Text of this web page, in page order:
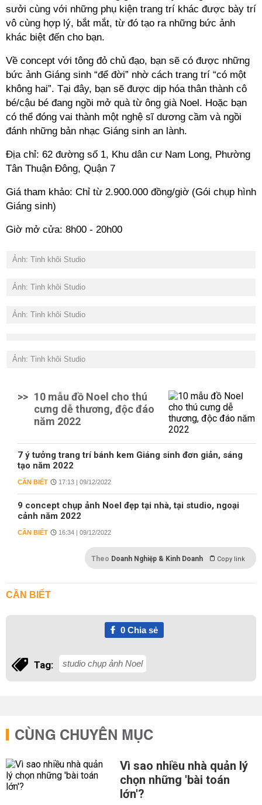
sưởi cùng với những phụ kiện trang trí khác được bày trí
vô cùng hợp lý, bắt mắt, từ đó tạo ra những bức ảnh
khác biệt đến cho bạn.
Về concept với tông đỏ chủ đạo, bạn sẽ có được những
bức ảnh Giáng sinh “để đời” nhờ cách trang trí “có một
không hai”. Tại đây, bạn sẽ được dịp hóa thân thành cô
bé/cậu bé đang ngồi mở quà từ ông già Noel. Hoặc bạn
có thể đóng vai thành một nghệ sĩ dương cầm và ngồi
đánh những bản nhạc Giáng sinh an lành.
Địa chỉ: 62 đường số 1, Khu dân cư Nam Long, Phường
Tân Thuận Đông, Quận 7
Giá tham khảo: Chỉ từ 2.900.000 đồng/giờ (Gói chụp hình
Giáng sinh)
Giờ mở cửa: 8h00 - 20h00
Ảnh: Tinh khôi Studio
Ảnh: Tinh khôi Studio
Ảnh: Tinh khôi Studio
Ảnh: Tinh khôi Studio
>> 10 mẫu đồ Noel cho thú
cưng dễ thương, độc đáo
năm 2022
7 ý tưởng trang trí bánh kem Giáng sinh đơn giản, sáng
tạo năm 2022
CẦN BIẾT 17:13 | 09/12/2022
9 concept chụp ảnh Noel đẹp tại nhà, tại studio, ngoại
cảnh năm 2022
CẦN BIẾT 16:34 | 09/12/2022
Theo Doanh Nghiệp & Kinh Doanh Copy link
CẦN BIẾT
0Chia sẻ
Tag: studio chụp ảnh Noel
CÙNG CHUYÊN MỤC
Vì sao nhiều nhà quản lý
chọn những 'bài toán
lớn'?